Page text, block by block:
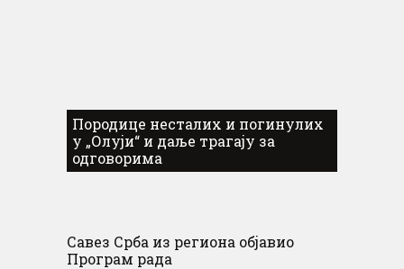
Породице несталих и погинулих
у „Олуји“ и даље трагају за
одговорима
Савез Срба из региона објавио
Програм рада